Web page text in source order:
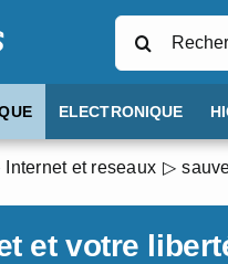
ELECTRONIQUE
Internet et reseaux
et votre